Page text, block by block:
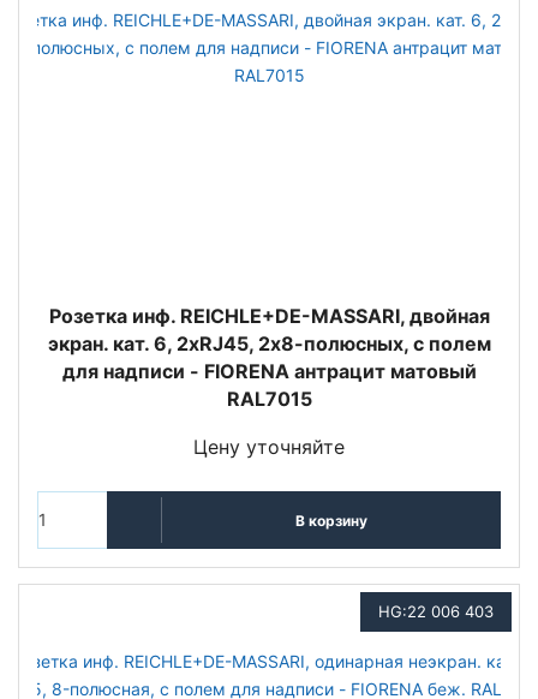
Розетка инф. REICHLE+DE-MASSARI, двойная
экран. кат. 6, 2хRJ45, 2х8-полюсных, с полем
для надписи - FIORENA антрацит матовый
RAL7015
Цену уточняйте
В корзину
HG:22 006 403